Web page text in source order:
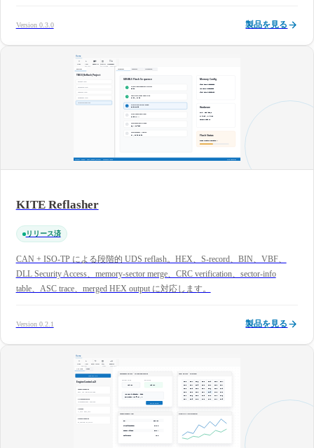
Version 0.3.0 製品を見る
KITE Reflasher
リリース済
CAN + ISO-TP による段階的 UDS reflash。HEX、S-record、BIN、VBF、
DLL Security Access、memory-sector merge、CRC verification、sector-info
table、ASC trace、merged HEX output に対応します。
Version 0.2.1 製品を見る